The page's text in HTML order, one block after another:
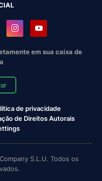
em sua caixa de
de privacidade
de Direitos Autorais
S.L.U. Todos os